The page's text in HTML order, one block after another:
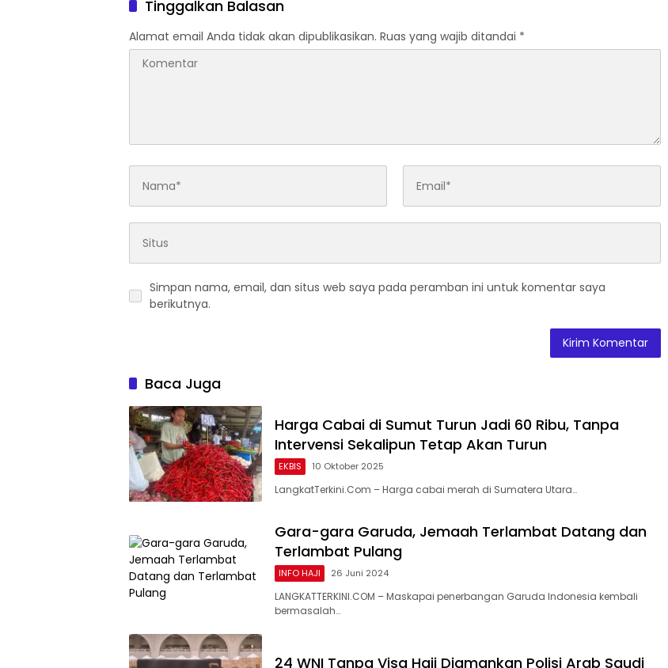
Tinggalkan Balasan
Alamat email Anda tidak akan dipublikasikan. Ruas yang wajib ditandai *
Simpan nama, email, dan situs web saya pada peramban ini untuk komentar saya
berikutnya.
Baca Juga
Harga Cabai di Sumut Turun Jadi 60 Ribu, Tanpa
Intervensi Sekalipun Tetap Akan Turun
EKBIS 10 Oktober 2025
LangkatTerkini.Com – Harga cabai merah di Sumatera Utara…
Gara-gara Garuda, Jemaah Terlambat Datang dan
Terlambat Pulang
INFO HAJI 26 Juni 2024
LANGKATTERKINI.COM – Maskapai penerbangan Garuda Indonesia kembali
bermasalah…
24 WNI Tanpa Visa Haji Diamankan Polisi Arab Saudi